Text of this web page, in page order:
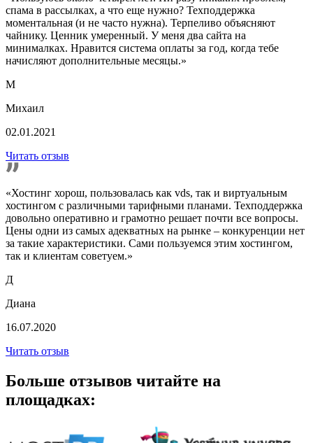
спама в рассылках, а что еще нужно? Техподдержка
моментальная (и не часто нужна). Терпеливо объясняют
чайнику. Ценник умеренный. У меня два сайта на
минималках. Нравится система оплаты за год, когда тебе
начисляют дополнительные месяцы.»
М
Михаил
02.01.2021
Читать отзыв
«Хостинг хорош, пользовалась как vds, так и виртуальным
хостингом с различными тарифными планами. Техподдержка
довольно оперативно и грамотно решает почти все вопросы.
Цены одни из самых адекватных на рынке – конкуренции нет
за такие характеристики. Сами пользуемся этим хостингом,
так и клиентам советуем.»
Д
Диана
16.07.2020
Читать отзыв
Больше отзывов читайте на
площадках: